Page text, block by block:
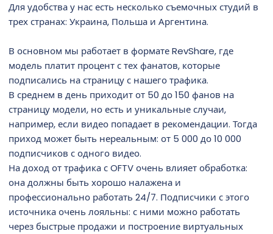
Для удобства у нас есть несколько съемочных студий в
трех странах: Украина, Польша и Аргентина.
В основном мы работает в формате RevShare, где
модель платит процент с тех фанатов, которые
подписались на страницу с нашего трафика.
В среднем в день приходит от 50 до 150 фанов на
страницу модели, но есть и уникальные случаи,
например, если видео попадает в рекомендации. Тогда
приход может быть нереальным: от 5 000 до 10 000
подписчиков с одного видео.
На доход от трафика с OFTV очень влияет обработка:
она должны быть хорошо налажена и
профессионально работать 24/7. Подписчики с этого
источника очень лояльны: с ними можно работать
через быстрые продажи и построение виртуальных